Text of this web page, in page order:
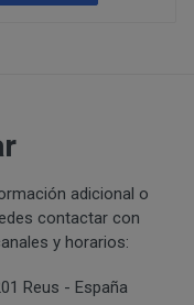
adicional o
contactar con
y horarios:
Reus - España
caso serán
debemos
del correo
el email.
"ENTRAR"